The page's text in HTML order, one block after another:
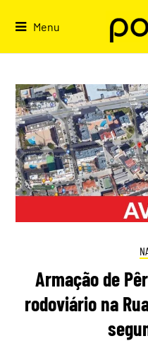
Menu
Armação de
rodoviário na